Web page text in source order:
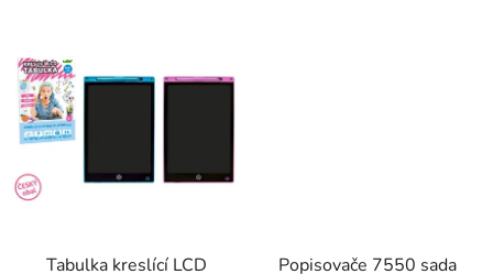
Tabulka kreslící LCD
Popisovače 7550 sada